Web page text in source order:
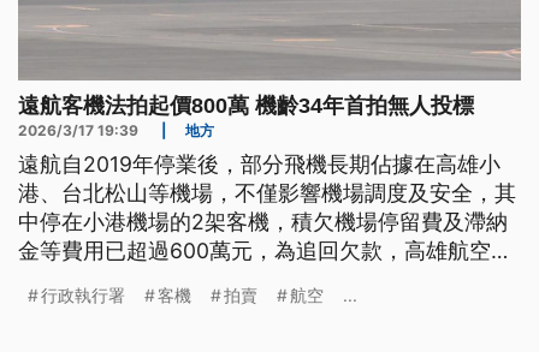
遠航客機法拍起價800萬 機齡34年首拍無人投標
2026/3/17 19:39 地方
遠航自2019年停業後，部分飛機長期佔據在高雄小
港、台北松山等機場，不僅影響機場調度及安全，其
中停在小港機場的2架客機，積欠機場停留費及滯納
金等費用已超過600萬元，為追回欠款，高雄航空站
34年且適航證明已屆滿，今（17）日下午舉行第一拍
行政執行署 客機 拍賣 航空 ...